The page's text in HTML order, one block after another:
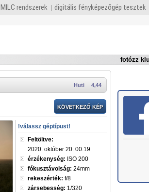
MILC rendszerek digitális fényképezőgép tesztek
fotózz
4,44
Huti
KÖVETKEZŐ KÉP
!válassz géptípust!
Feltöltve:
2020. október 20. 00:19
érzékenység: ISO 200
fókusztávolság: 24mm
rekeszérték: f/8
zársebesség: 1/320